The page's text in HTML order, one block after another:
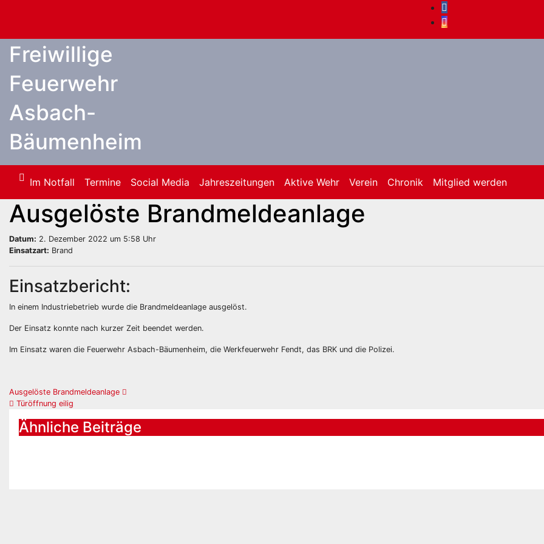
springen
Freiwillige
Feuerwehr
Asbach-
Bäumenheim
Im Notfall Termine Social Media Jahreszeitungen Aktive Wehr Verein Chronik Mitglied werden
Ausgelöste Brandmeldeanlage
Datum: 2. Dezember 2022 um 5:58 Uhr
Einsatzart: Brand
Einsatzbericht:
In einem Industriebetrieb wurde die Brandmeldeanlage ausgelöst.
Der Einsatz konnte nach kurzer Zeit beendet werden.
Im Einsatz waren die Feuerwehr Asbach-Bäumenheim, die Werkfeuerwehr Fendt, das BRK und die Polizei.
Beitrags-
Navigation
Ausgelöste Brandmeldeanlage
Türöffnung eilig
Ähnliche Beiträge